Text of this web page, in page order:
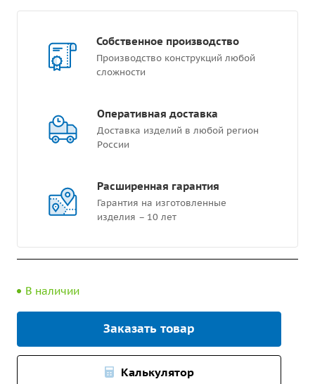
Собственное производство
Производство конструкций любой
сложности
Оперативная доставка
Доставка изделий в любой регион
России
Расширенная гарантия
Гарантия на изготовленные
изделия – 10 лет
В наличии
Заказать товар
Калькулятор